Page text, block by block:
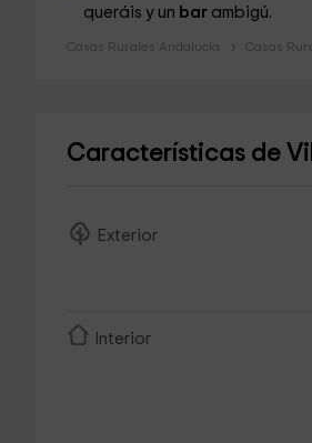
queráis y un barambigú.
Casas Rurales Andalucía Casas
Características de
Exterior
Interior